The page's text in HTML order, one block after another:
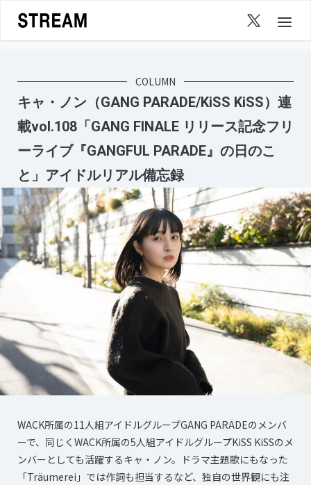
content
COLUMN
キャ・ノン（GANG PARADE/KiSS KiSS）連
載vol.108「GANG FINALE リリース記念フリ
ーライブ『GANGFUL PARADE』の日のこ
と」アイドルリアル備忘録
WACK所属の11人組アイドルグループGANG PARADEのメンバ
ーで、同じくWACK所属の5人組アイドルグループKiSS KiSSのメ
ンバーとしても活躍するキャ・ノン。ドラマ主題歌にもなった
「Träumerei」では作詞も担当するなど、独自の世界観にも注